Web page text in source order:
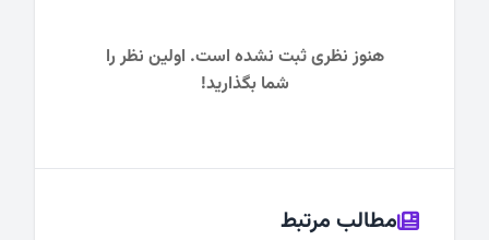
هنوز نظری ثبت نشده است. اولین نظر را
شما بگذارید!
مطالب مرتبط